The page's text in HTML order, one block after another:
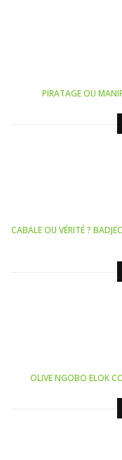
PIRATAGE OU
CABALE OU VÉRITÉ ?
OLIVE NGOBO ELOK